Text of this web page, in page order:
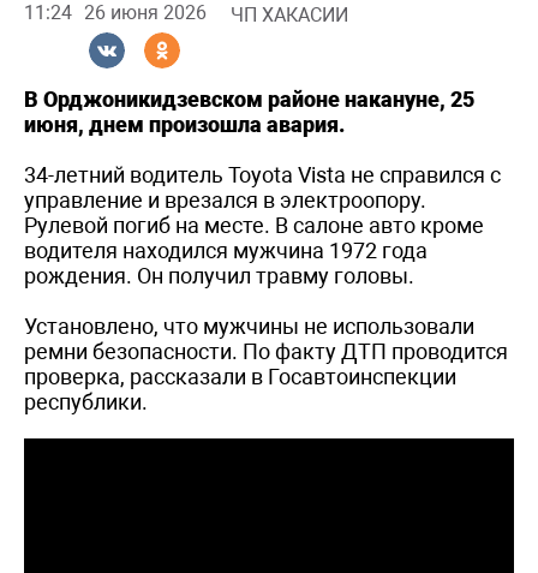
11:24 26 июня 2026 ЧП ХАКАСИИ
В Орджоникидзевском районе накануне, 25
июня, днем произошла авария.
34-летний водитель Toyota Vista не справился с
управление и врезался в электроопору.
Рулевой погиб на месте. В салоне авто кроме
водителя находился мужчина 1972 года
рождения. Он получил травму головы.
Установлено, что мужчины не использовали
ремни безопасности. По факту ДТП проводится
проверка, рассказали в Госавтоинспекции
республики.